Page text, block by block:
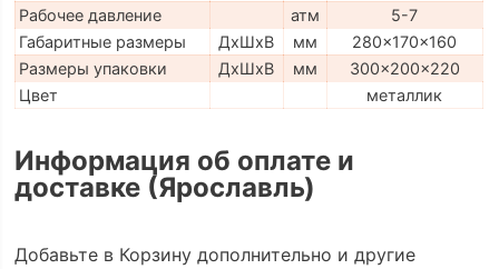
Рабочее давление
атм
5-7
Габаритные размеры
ДхШхВ мм
280x170x160
Размеры упаковки
ДхШхВ мм
300x200x220
Цвет
металлик
Информация об оплате и
доставке (Ярославль)
Добавьте в Корзину дополнительно и другие